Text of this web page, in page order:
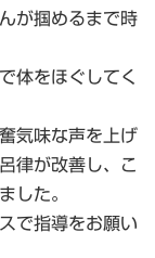
が掴めるまで時
体をほぐしてく
気味な声を上げ
律が改善し、こ
た。
で指導をお願い